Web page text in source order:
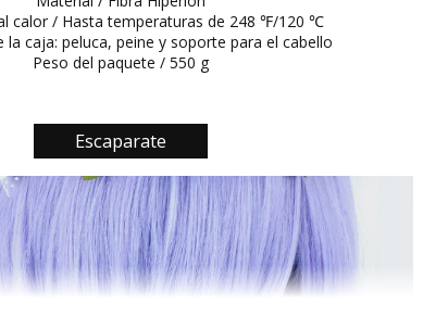
calor / Hasta temperaturas de 248 ℉/120 ℃
la caja: peluca, peine y soporte para el cabello
Peso del paquete / 550 g
Escaparate